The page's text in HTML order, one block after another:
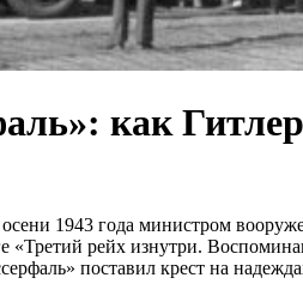
как
1943 года министром
рейх изнутри.
поставил крест на